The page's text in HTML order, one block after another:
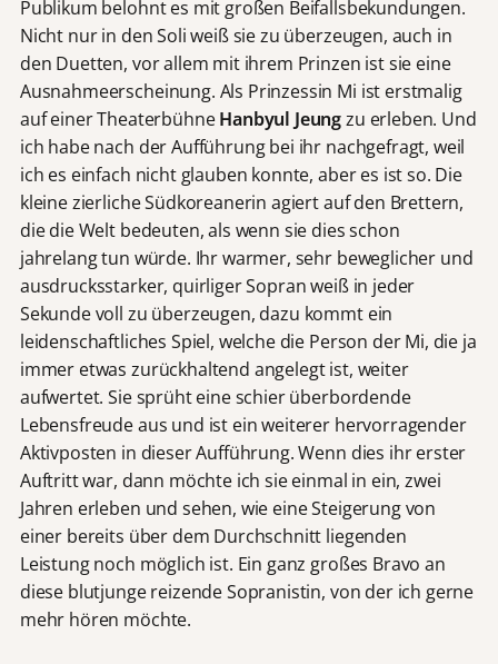
Publikum belohnt es mit großen Beifallsbekundungen.
Nicht nur in den Soli weiß sie zu überzeugen, auch in
den Duetten, vor allem mit ihrem Prinzen ist sie eine
Ausnahmeerscheinung. Als Prinzessin Mi ist erstmalig
auf einer TheaterbühneHanbyul Jeungzu erleben. Und
ich habe nach der Aufführung bei ihr nachgefragt, weil
ich es einfach nicht glauben konnte, aber es ist so. Die
kleine zierliche Südkoreanerin agiert auf den Brettern,
die die Welt bedeuten, als wenn sie dies schon
jahrelang tun würde. Ihr warmer, sehr beweglicher und
ausdrucksstarker, quirliger Sopran weiß in jeder
Sekunde voll zu überzeugen, dazu kommt ein
leidenschaftliches Spiel, welchedie Person der Mi, die ja
immer etwas zurückhaltend angelegt ist, weiter
aufwertet. Sie sprüht eine schier überbordende
Lebensfreude aus und ist ein weiterer hervorragender
Aktivposten in dieser Aufführung. Wenn dies ihr erster
Auftritt war, dann möchte ich sie einmal in ein, zwei
Jahren erleben und sehen, wie eine Steigerung von
einer bereits über dem Durchschnitt liegenden
Leistung noch möglich ist. Ein ganz großes Bravo an
diese blutjunge reizende Sopranistin, von der ich gerne
mehr hören möchte.